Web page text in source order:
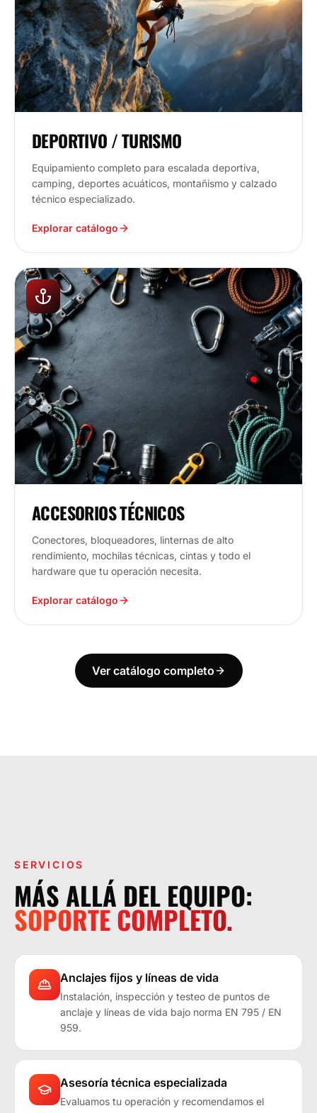
DEPORTIVO / TURISMO
Equipamiento completo para escalada deportiva,
camping, deportes acuáticos, montañismo y calzado
técnico especializado.
Explorar catálogo
ACCESORIOS TÉCNICOS
Conectores, bloqueadores, linternas de alto
rendimiento, mochilas técnicas, cintas y todo el
hardware que tu operación necesita.
Explorar catálogo
Ver catálogo completo
SERVICIOS
MÁS ALLÁ DEL EQUIPO:
SOPORTE COMPLETO.
Anclajes fijos y líneas de vida
Instalación, inspección y testeo de puntos de
anclaje y líneas de vida bajo norma EN 795 / EN
959.
Asesoría técnica especializada
Evaluamos tu operación y recomendamos el